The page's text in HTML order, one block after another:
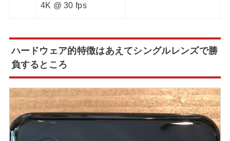
4K @ 30 fps
ハードウェア的特徴はあえてシングルレンズで勝
負するところ